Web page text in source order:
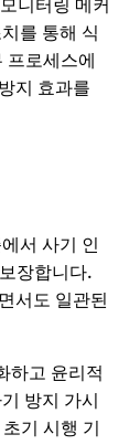
니터링 메커
를 통해 식
로세스에
지 효과를
서 사기 인
장합니다.
서도 일관된
하고 윤리적
방지 가시
기 시행 기